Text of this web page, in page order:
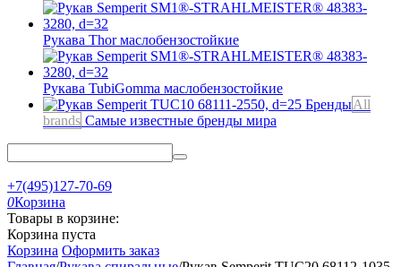
Рукава Thorмаслобензостойкие
Рукава TubiGomma маслобензостойкие
БрендыAll
brands Самые известные бренды мира
+7(495)127-70-69
0Корзина
Товары в корзине:
Корзина пуста
Корзина Оформить заказ